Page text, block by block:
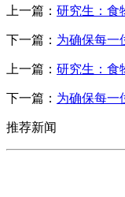
上一篇： 研究生：食
下一篇： 为确保每一
上一篇： 研究生：食
下一篇： 为确保每一
推荐新闻